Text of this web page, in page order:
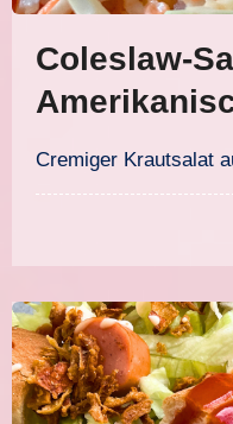
Coleslaw-
Cremiger Krautsalat